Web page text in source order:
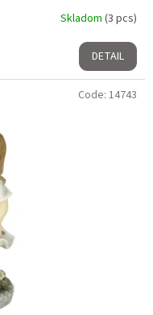
Skladom (3 pcs)
DETAIL
Code: 14743